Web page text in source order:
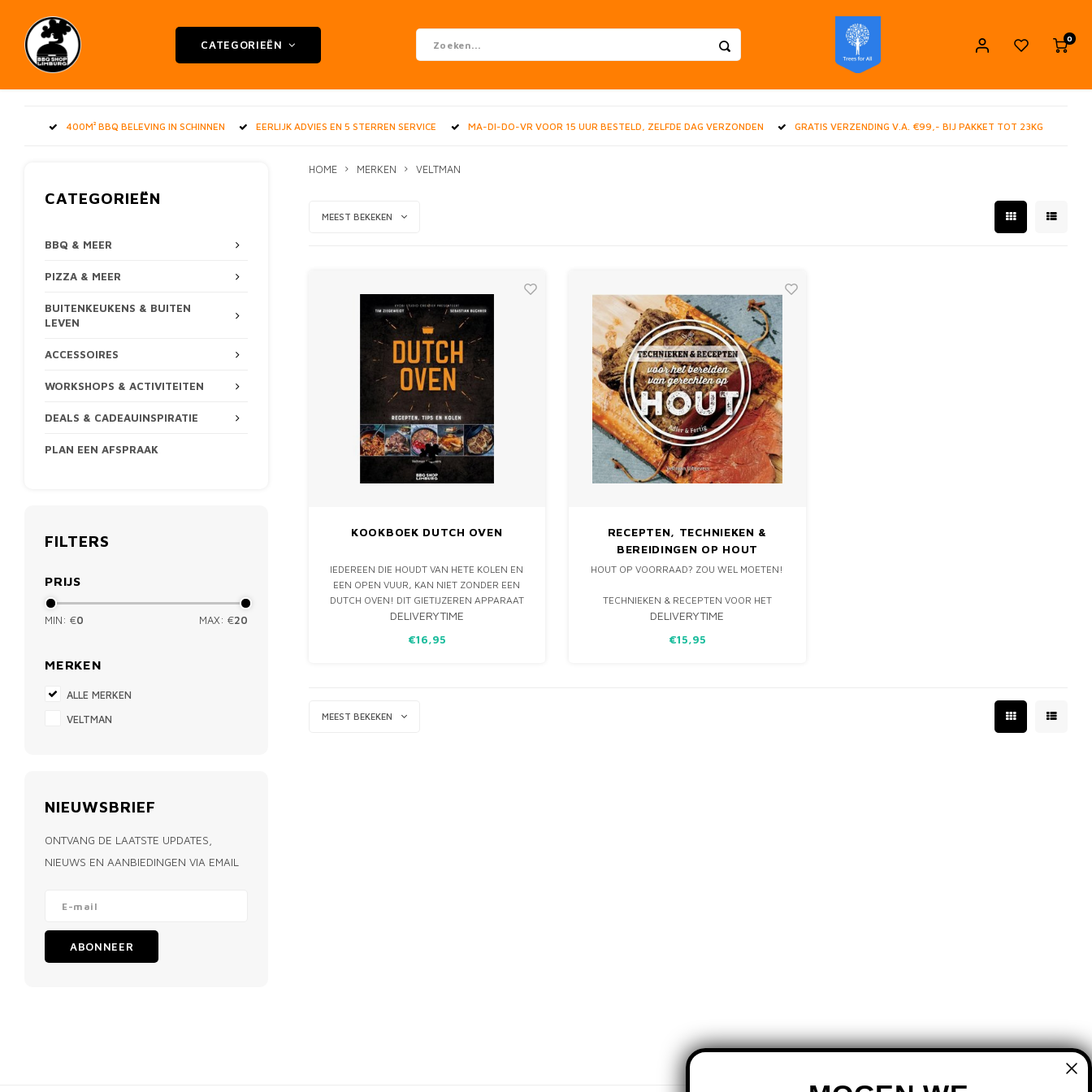
CATEGORIEËN
0
400M² BBQ BELEVING IN SCHINNEN EERLIJK ADVIES EN 5 STERREN SERVICE MA-DI-DO-VR VOOR 15 UUR BESTELD, ZELFDE DAG VERZONDEN GRATIS VERZENDING V.A. €99,- BIJ PAKKET TOT 23KG
CATEGORIEËN
BBQ & MEER
PIZZA & MEER
BUITENKEUKENS & BUITEN
LEVEN
ACCESSOIRES
WORKSHOPS & ACTIVITEITEN
DEALS & CADEAUINSPIRATIE
PLAN EEN AFSPRAAK
FILTERS
PRIJS
MIN: €0 MAX: €20
MERKEN
ALLE MERKEN
VELTMAN
NIEUWSBRIEF
ONTVANG DE LAATSTE UPDATES,
NIEUWS EN AANBIEDINGEN VIA EMAIL
ABONNEER
HOME MERKEN VELTMAN
MEEST BEKEKEN
KOOKBOEK DUTCH OVEN
IEDEREEN DIE HOUDT VAN HETE KOLEN EN
EEN OPEN VUUR, KAN NIET ZONDER EEN
DUTCH OVEN! DIT GIETIJZEREN APPARAAT
IS DE ABSOLUTE DROOM VAN IEDERE
DELIVERYTIME
€16,95
RECEPTEN, TECHNIEKEN &
BEREIDINGEN OP HOUT
HOUT OP VOORRAAD? ZOU WEL MOETEN!
TECHNIEKEN & RECEPTEN VOOR HET
BEREIDEN VAN GERECHTEN OP HOUT.
KOKEN OP EEN PLANK IS DE EENVOUDIGSTE
DELIVERYTIME
€15,95
MEEST BEKEKEN